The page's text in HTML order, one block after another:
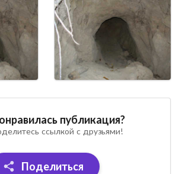
публикация?
ссылкой с друзьями!
Поделиться